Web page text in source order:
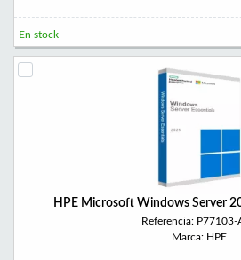
En stock
HPE Microsoft Windows Server
Referencia: P77103-
Marca: HPE